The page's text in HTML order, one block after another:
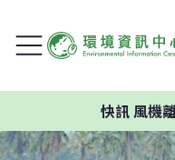
風機離聚